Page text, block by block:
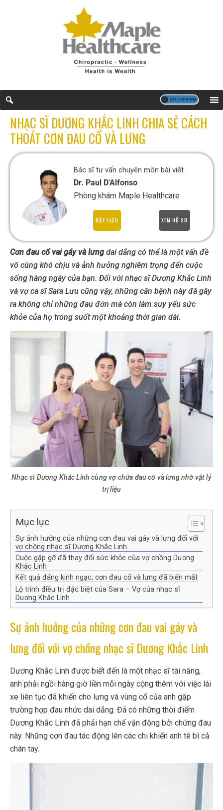
NHẠC SĨ DƯƠNG KHẮC LINH CHIA SẺ CÁCH
THOÁT CƠN ĐAU CỔ VÀ LƯNG
Bác sĩ tư vấn chuyên môn bài viết
Dr. Paul D'Alfonso
Phòng khám Maple Healthcare
ĐẶT LỊCH XEM HỒ SƠ
Cơn đau cổ vai gáy và lưng dai dẳng có thể là một vấn đề
vô cùng khó chịu và ảnh hưởng nghiêm trọng đến cuộc
sống hàng ngày của bạn. Đối với nhạc sĩ Dương Khắc Linh
và vợ ca sĩ Sara Lưu cũng vậy, những căn bệnh này đã gây
ra không chỉ những đau đớn mà còn làm suy yếu sức
khỏe của họ trong suốt một khoảng thời gian dài.
Nhạc sĩ Dương Khắc Linh cùng vợ chữa đau cổ và lưng nhờ vật lý
trị liệu
Mục lục
Sự ảnh hưởng của những cơn đau vai gáy và lưng đối với
vợ chồng nhạc sĩ Dương Khắc Linh
Cuộc gặp gỡ đã thay đổi sức khỏe của vợ chồng Dương
Khắc Linh
Kết quả đáng kinh ngạc, cơn đau cổ và lưng đã biến mất
Lộ trình điều trị đặc biệt của Sara – Vợ của nhạc sĩ
Dương Khắc Linh
Sự ảnh hưởng của những cơn đau vai gáy và
lưng đối với vợ chồng nhạc sĩ Dương Khắc Linh
Dương Khắc Linh được biết đến là một nhạc sĩ tài năng,
anh phải ngồi hàng giờ liền mỗi ngày cộng thêm với việc lái
xe liên tục đã khiến cho lưng và vùng cổ của anh gặp
trường hợp đau nhức dai dẳng. Đã có những thời điểm
Dương Khắc Linh đã phải hạn chế vận động bởi chứng đau
này. Những cơn đau tác động lên các chi khiến anh tê bì cả
chân tay.